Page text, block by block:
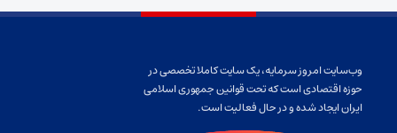
وب‌سایت امروز سرمایه، یک سایت کاملا تخصصی در
حوزه اقتصادی است که تحت قوانین جمهوری اسلامی
ایران ایجاد شده و در حال فعالیت است.